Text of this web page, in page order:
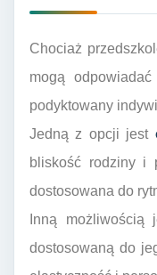
Chociaż
mogą
podyktowany
Jedną z opcji jest
bliskość rodziny i
dostosowana do
Inną
dostosowaną do